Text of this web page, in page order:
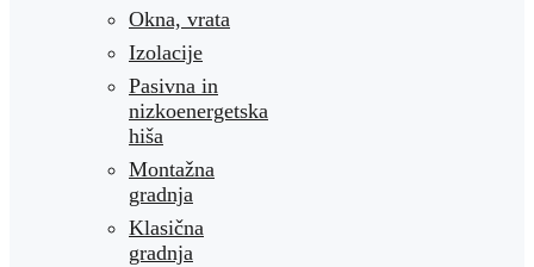
Okna, vrata
Izolacije
Pasivna in
nizkoenergetska
hiša
Montažna
gradnja
Klasična
gradnja